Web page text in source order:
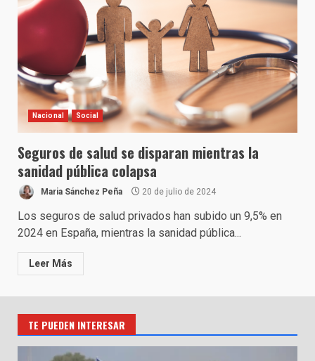
Nacional Social
Seguros de salud se disparan mientras la
sanidad pública colapsa
Maria Sánchez Peña 20 de julio de 2024
Los seguros de salud privados han subido un 9,5% en
2024 en España, mientras la sanidad pública...
Leer Más
TE PUEDEN INTERESAR